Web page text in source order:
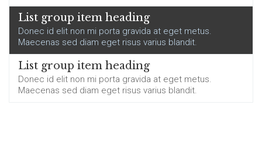
List group item heading
Donec id elit non mi porta gravida at eget metus.
Maecenas sed diam eget risus varius blandit.
List group item heading
Donec id elit non mi porta gravida at eget metus.
Maecenas sed diam eget risus varius blandit.